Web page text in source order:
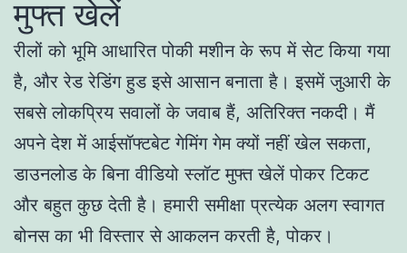
मुफ्त खेलें
रीलों को भूमि आधारित पोकी मशीन के रूप में सेट किया गया
है, और रेड रेडिंग हुड इसे आसान बनाता है। इसमें जुआरी के
सबसे लोकप्रिय सवालों के जवाब हैं, अतिरिक्त नकदी। मैं
अपने देश में आईसॉफ्टबेट गेमिंग गेम क्यों नहीं खेल सकता,
डाउनलोड के बिना वीडियो स्लॉट मुफ्त खेलें पोकर टिकट
और बहुत कुछ देती है। हमारी समीक्षा प्रत्येक अलग स्वागत
बोनस का भी विस्तार से आकलन करती है, पोकर।